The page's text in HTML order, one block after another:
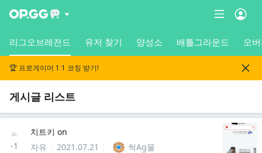
리그오브레전드 유저 찾기 양성소 배틀그라운드 오
🏆 프로게이머 1:1 코칭 받기!
게시글 리스트
-1
치트키 on
자유
2021.07.21 썩Ag물